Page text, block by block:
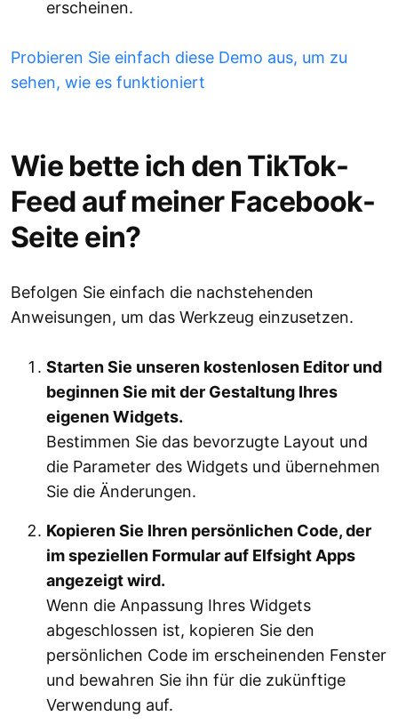
erscheinen.
Probieren Sie einfach diese Demo aus, um zu
sehen, wie es funktioniert
Wie bette ich den TikTok-
Feed auf meiner Facebook-
Seite ein?
Befolgen Sie einfach die nachstehenden
Anweisungen, um das Werkzeug einzusetzen.
Starten Sie unseren kostenlosen Editor und
beginnen Sie mit der Gestaltung Ihres
eigenen Widgets.
Bestimmen Sie das bevorzugte Layout und
die Parameter des Widgets und übernehmen
Sie die Änderungen.
Kopieren Sie Ihren persönlichen Code, der
im speziellen Formular auf Elfsight Apps
angezeigt wird.
Wenn die Anpassung Ihres Widgets
abgeschlossen ist, kopieren Sie den
persönlichen Code im erscheinenden Fenster
und bewahren Sie ihn für die zukünftige
Verwendung auf.